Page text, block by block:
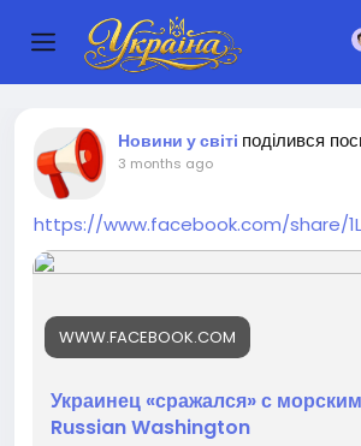
Новини у світі поділився
3 months ago
https://www.facebook.com/share/
WWW.FACEBOOK.COM
Украинец «сражался» с
Russian Washington